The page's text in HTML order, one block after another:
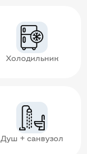
Холодильник
Душ + санвузол